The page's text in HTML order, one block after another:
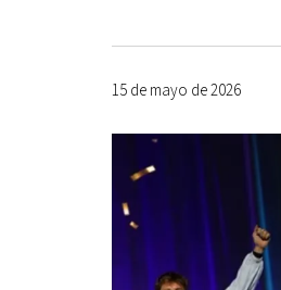
15 de mayo de 2026